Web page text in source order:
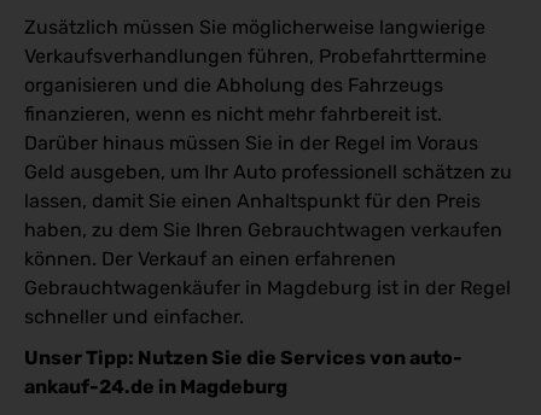
Zusätzlich müssen Sie möglicherweise langwierige
Verkaufsverhandlungen führen, Probefahrttermine
organisieren und die Abholung des Fahrzeugs
finanzieren, wenn es nicht mehr fahrbereit ist.
Darüber hinaus müssen Sie in der Regel im Voraus
Geld ausgeben, um Ihr Auto professionell schätzen zu
lassen, damit Sie einen Anhaltspunkt für den Preis
haben, zu dem Sie Ihren Gebrauchtwagen verkaufen
können. Der Verkauf an einen erfahrenen
Gebrauchtwagenkäufer in Magdeburg ist in der Regel
schneller und einfacher.
Unser Tipp: Nutzen Sie die Services von auto-
ankauf-24.de in Magdeburg